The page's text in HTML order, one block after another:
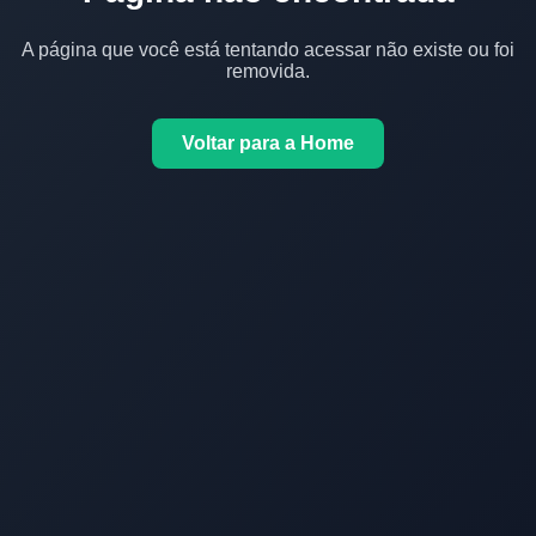
A página que você está tentando acessar não existe ou foi
removida.
Voltar para a Home